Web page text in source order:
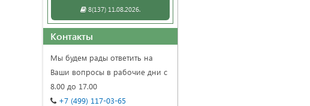
8(137) 11.08.2026.
Контакты
Мы будем рады ответить на
Ваши вопросы в рабочие дни с
8.00 до 17.00
+7 (499) 117-03-65